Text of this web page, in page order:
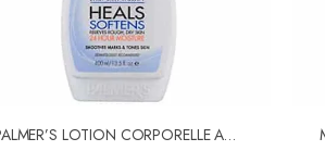
PALMER’S LOTION CORPORELLE AU BEURRE DE CACAO 400ML